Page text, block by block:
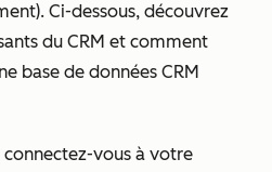
Ci-dessous, découvrez
du CRM et comment
base de données CRM
vous à votre